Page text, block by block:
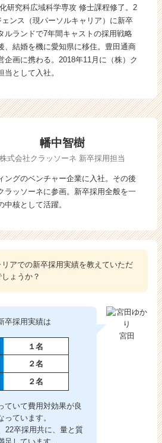
・
研究科広域科学専攻 修士課程修了。2
ンス（現パーソルキャリア）に新卒
ルランドで7年間キャストの採用戦略
、結婚を機に愛知県に移住。豊田通商
企画に携わる。2018年11月に（株）ク
として入社。
幡中智樹
株式会社クラッソーネ 新卒採用担当
ングのベンチャー企業に入社。その後
ラッソーネに参画。新卒採用全般を一
核として活躍。
リアでの新卒採用実績を教えていただ
ょうか？
宮田
卒採用実績は
１名
２名
２名
ていて費用対効果が良
ています。
22卒採用共に、量と質